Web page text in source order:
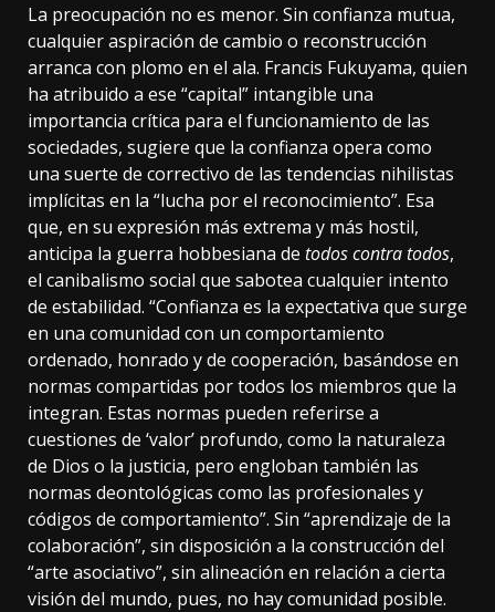
La preocupación no es menor. Sin confianza mutua,
cualquier aspiración de cambio o reconstrucción
arranca con plomo en el ala. Francis Fukuyama, quien
ha atribuido a ese “capital” intangible una
importancia crítica para el funcionamiento de las
sociedades, sugiere que la confianza opera como
una suerte de correctivo de las tendencias nihilistas
implícitas en la “lucha por el reconocimiento”. Esa
que, en su expresión más extrema y más hostil,
anticipa la guerra hobbesiana de todos contra todos,
el canibalismo social que sabotea cualquier intento
de estabilidad. “Confianza es la expectativa que surge
en una comunidad con un comportamiento
ordenado, honrado y de cooperación, basándose en
normas compartidas por todos los miembros que la
integran. Estas normas pueden referirse a
cuestiones de ‘valor’ profundo, como la naturaleza
de Dios o la justicia, pero engloban también las
normas deontológicas como las profesionales y
códigos de comportamiento”. Sin “aprendizaje de la
colaboración”, sin disposición a la construcción del
“arte asociativo”, sin alineación en relación a cierta
visión del mundo, pues, no hay comunidad posible.